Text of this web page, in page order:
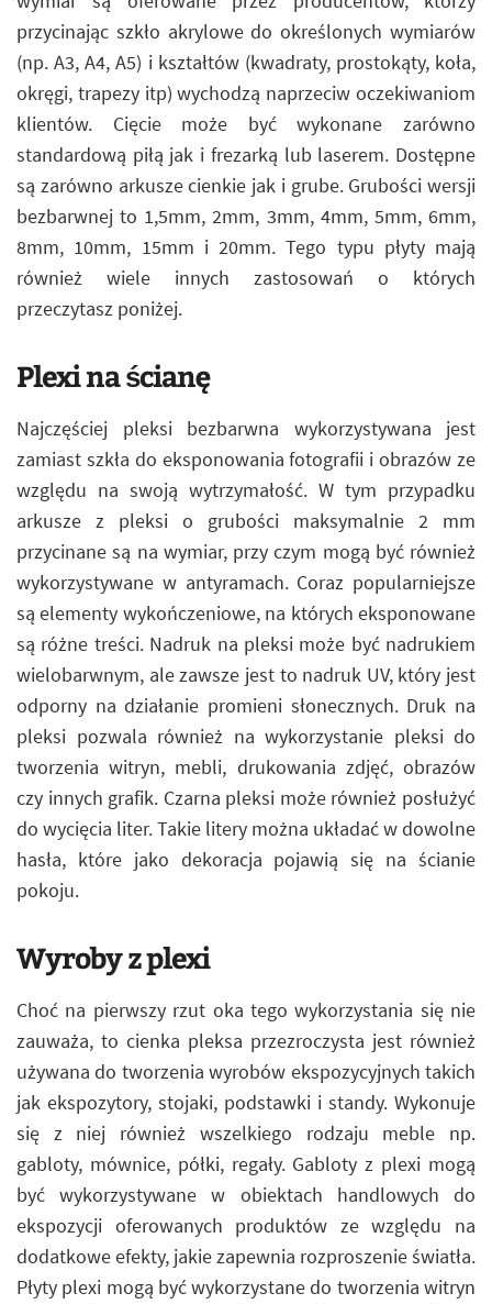
przycinając szkło akrylowe do określonych wymiarów
(np. A3, A4, A5) i kształtów (kwadraty, prostokąty, koła,
okręgi, trapezy itp) wychodzą naprzeciw oczekiwaniom
klientów. Cięcie może być wykonane zarówno
standardową piłą jak i frezarką lub laserem. Dostępne
są zarówno arkusze cienkie jak i grube. Grubości wersji
bezbarwnej to 1,5mm, 2mm, 3mm, 4mm, 5mm, 6mm,
8mm, 10mm, 15mm i 20mm. Tego typu płyty mają
również wiele innych zastosowań o których
przeczytasz poniżej.
Plexi na ścianę
Najczęściej pleksi bezbarwna wykorzystywana jest
zamiast szkła do eksponowania fotografii i obrazów ze
względu na swoją wytrzymałość. W tym przypadku
arkusze z pleksi o grubości maksymalnie 2 mm
przycinane są na wymiar, przy czym mogą być również
wykorzystywane w antyramach. Coraz popularniejsze
są elementy wykończeniowe, na których eksponowane
są różne treści. Nadruk na pleksi może być nadrukiem
wielobarwnym, ale zawsze jest to nadruk UV, który jest
odporny na działanie promieni słonecznych. Druk na
pleksi pozwala również na wykorzystanie pleksi do
tworzenia witryn, mebli, drukowania zdjęć, obrazów
czy innych grafik. Czarna pleksi może również posłużyć
do wycięcia liter. Takie litery można układać w dowolne
hasła, które jako dekoracja pojawią się na ścianie
pokoju.
Wyroby z plexi
Choć na pierwszy rzut oka tego wykorzystania się nie
zauważa, to cienka pleksa przezroczysta jest również
używana do tworzenia wyrobów ekspozycyjnych takich
jak ekspozytory, stojaki, podstawki i standy. Wykonuje
się z niej również wszelkiego rodzaju meble np.
gabloty, mównice, półki, regały. Gabloty z plexi mogą
być wykorzystywane w obiektach handlowych do
ekspozycji oferowanych produktów ze względu na
dodatkowe efekty, jakie zapewnia rozproszenie światła.
Płyty plexi mogą być wykorzystane do tworzenia witryn